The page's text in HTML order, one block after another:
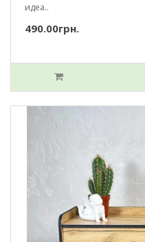
идеа..
490.00грн.